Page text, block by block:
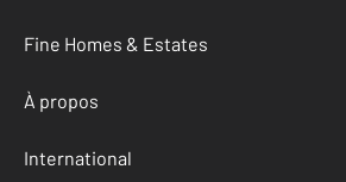
Fine Homes & Estates
À propos
International